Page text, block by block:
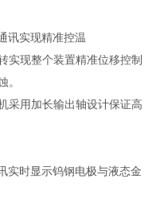
讯实现精准控温
实现整个装置精准位移控制
。
采用加长输出轴设计保证高
实时显示钨钢电极与液态金